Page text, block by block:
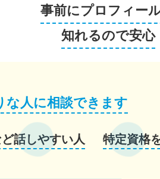
事前にプロフィー
知れるので安心
な人に相談できます
話しやすい人 特定資格